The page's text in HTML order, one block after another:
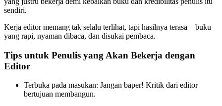
sendiri.
Kerja editor memang tak selalu terlihat, tapi hasilnya terasa—buku
yang rapi, nyaman dibaca, dan disukai pembaca.
Tips untuk Penulis yang Akan Bekerja dengan
Editor
Terbuka pada masukan: Jangan baper! Kritik dari editor
bertujuan membangun.